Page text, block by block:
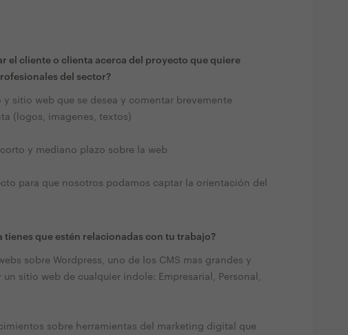
el cliente o clienta acerca del proyecto que quiere
del sector?
sitio web que se desea y comentar brevemente
(logos, imagenes, textos)
y mediano plazo sobre la web
para que nosotros podamos captar la orientación del
tienes que estén relacionadas con tu trabajo?
sobre Wordpress, uno de los CMS mas grandes y
sitio web de cualquier indole: Empresarial, Personal,
sobre herramientas del marketing digital que